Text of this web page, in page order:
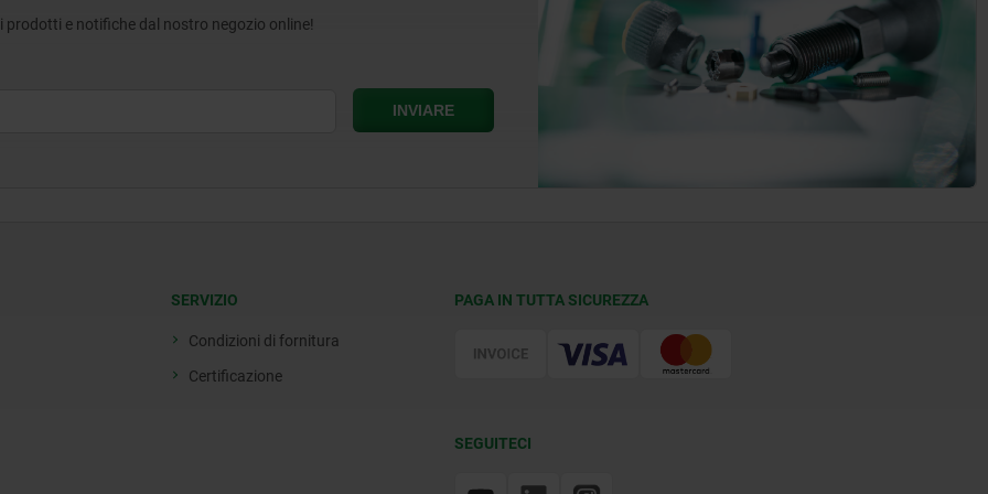
prodotti e notifiche dal nostro negozio online!
SERVIZIO
Condizioni di fornitura
Certificazione
PAGA IN TUTTA SICUREZZA
SEGUITECI